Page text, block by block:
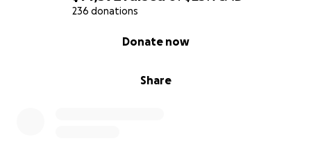
236 donations
Share
Donate now
Je lance cette campagne GoFundMe pour
m’aide à me rapprocher de mon objectif. Chaque